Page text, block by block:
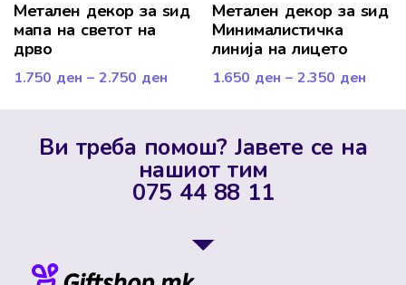
Метален декор за ѕид
мапа на светот на
дрво
1.750 ден – 2.750 ден
Метален декор за ѕид
Минималистичка
линија на лицето
1.650 ден – 2.350 ден
Ви треба помош? Јавете се на
нашиот тим
075 44 88 11